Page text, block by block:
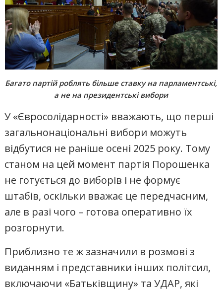
Багато партій роблять більше ставку на парламентські,
а не на президентські вибори
У «Євросолідарності» вважають, що перші
загальнонаціональні вибори можуть
відбутися не раніше осені 2025 року. Тому
станом на цей момент партія Порошенка
не готується до виборів і не формує
штабів, оскільки вважає це передчасним,
але в разі чого – готова оперативно їх
розгорнути.
Приблизно те ж зазначили в розмові з
виданням і представники інших політсил,
включаючи «Батьківщину» та УДАР, які